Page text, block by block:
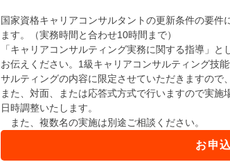
国家資格キャリアコンサルタントの更新条件の要
ます。（実務時間と合わせ10時間まで）
「キャリアコンサルティング実務に関する指導」
お伝えください。1級キャリアコンサルティング技
サルティングの内容に限定させていただきますので
また、対面、または応答式方式で行いますので実
日時調整いたします。
また、複数名の実施は別途ご相談ください。
お申